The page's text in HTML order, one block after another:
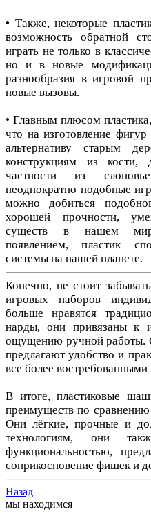
• Также, некоторые
возможность обратной
играть не только в
но и в новые
разнообразия в игровой
новые вызовы.
• Главным плюсом
что на изготовление
альтернативу старым
конструкциям из
частности из
неоднократно подобные
можно добиться
хорошей прочности,
существ в нашем
появлением, пластик
системы на нашей планете.
Конечно, не стоит
игровых наборов
больше нравятся
нарды, они привязаны к
ощущению ручной работы.
предлагают удобство и
все более
В итоге, пластиковые
преимуществ по
Они лёгкие, прочные и
технологиям, они
функциональностью,
соприкосновение фишек и
Назад
мы находимся